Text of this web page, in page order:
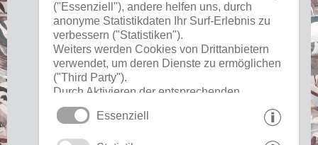
("Essenziell"), andere helfen uns, durch
anonyme Statistikdaten Ihr Surf-Erlebnis zu
verbessern ("Statistiken").
Weiters werden Cookies von Drittanbietern
verwendet, um deren Dienste zu ermöglichen
("Third Party").
Durch Aktivieren der entsprechenden
Schaltflächen entscheiden Sie selbst, welche
Cookies zum Einsatz kommen.
Essenziell
Nützliches
Impressum
Datenschutz